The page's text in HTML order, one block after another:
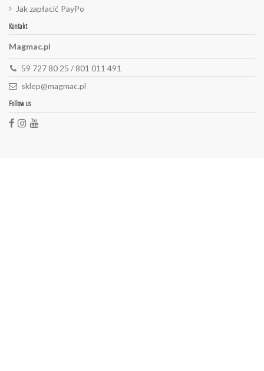
Jak zapłacić PayPo
Kontakt
Magmac.pl
59 727 80 25 / 801 011 491
sklep@magmac.pl
Follow us